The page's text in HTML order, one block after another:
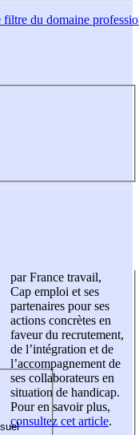
du domaine
par France travail,
Cap emploi et ses
partenaires pour ses
actions concrètes en
faveur du recrutement,
de l’intégration et de
l’accompagnement de
ses collaborateurs en
situation de handicap.
Pour en savoir plus,
consultez cet article.